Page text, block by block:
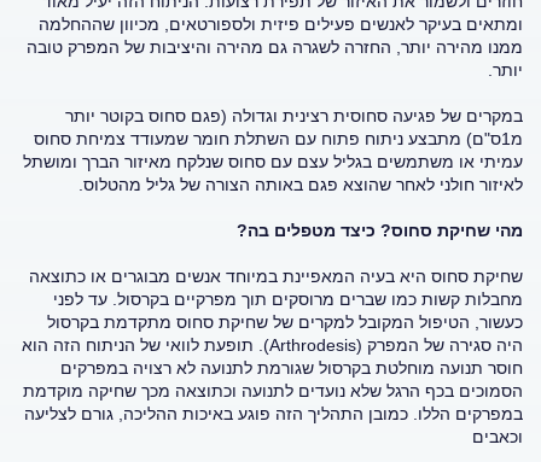
ומתאים בעיקר לאנשים פעילים פיזית ולספורטאים, מכיוון שההחלמה
ממנו מהירה יותר, החזרה לשגרה גם מהירה והיציבות של המפרק טובה
יותר.
במקרים של פגיעה סחוסית רצינית וגדולה (פגם סחוס בקוטר יותר
מ1ס"ם) מתבצע ניתוח פתוח עם השתלת חומר שמעודד צמיחת סחוס
עמיתי או משתמשים בגליל עצם עם סחוס שנלקח מאיזור הברך ומושתל
לאיזור חולני לאחר שהוצא פגם באותה הצורה של גליל מהטלוס.
מהי שחיקת סחוס? כיצד מטפלים בה?
שחיקת סחוס היא בעיה המאפיינת במיוחד אנשים מבוגרים או כתוצאה
מחבלות קשות כמו שברים מרוסקים תוך מפרקיים בקרסול. עד לפני
כעשור, הטיפול המקובל למקרים של שחיקת סחוס מתקדמת בקרסול
היה סגירה של המפרק (Arthrodesis). תופעת לוואי של הניתוח הזה הוא
חוסר תנועה מוחלטת בקרסול שגורמת לתנועה לא רצויה במפרקים
הסמוכים בכף הרגל שלא נועדים לתנועה וכתוצאה מכך שחיקה מוקדמת
במפרקים הללו. כמובן התהליך הזה פוגע באיכות ההליכה, גורם לצליעה
וכאבים